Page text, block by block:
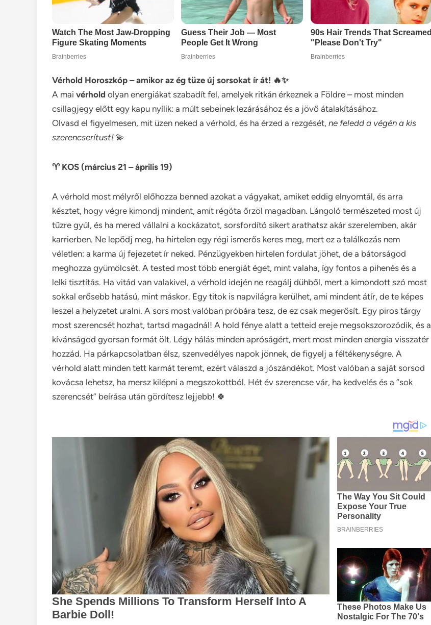
Vérhold Horoszkóp – amikor az ég tüze új sorsokat ír át! 🔥✨
A mai vérhold olyan energiákat szabadít fel, amelyek ritkán érkeznek a Földre – most minden
csillagjegy előtt egy kapu nyílik: a múlt sebeinek lezárásához és a jövő átalakításához.
Olvasd el figyelmesen, mit üzen neked a vérhold, és ha érzed a rezgését, ne feledd a végén a kis
szerencserítust! 💫
♈ KOS (március 21 – április 19)
A vérhold most mélyről előhozza benned azokat a vágyakat, amiket eddig elnyomtál, és arra
késztet, hogy végre kimondj mindent, amit régóta őrzöl magadban. Lángoló természeted most új
tűzre gyúl, és ha mered vállalni a kockázatot, sorsfordító sikert arathatsz akár szerelemben, akár
karrierben. Ne lepődj meg, ha hirtelen egy régi ismerős keres meg, mert ez a találkozás nem
véletlen: a karma új fejezetet ír neked. Pénzügyekben hirtelen fordulat jöhet, de a bátorságod
meghozza gyümölcsét. A tested most több energiát éget, mint valaha, így fontos a pihenés és a
lelki tisztítás. Ha vitád van valakivel, a vérhold idején ne reagálj dühből, mert a kimondott szó most
sokkal erősebb hatású, mint máskor. Egy titok is napvilágra kerülhet, ami mindent átír, de te képes
leszel a helyzetet uralni. A sors most valóban próbára tesz, de ez csak megerősít. Egy piros tárgy
most szerencsét hozhat, tartsd magadnál! A hold fénye alatt a tetteid ereje megsokszorozódik, és a
kívánságod gyorsan formát ölt. Légy hálás minden apróságért, mert most minden energia visszatér
hozzád. Ha párkapcsolatban élsz, szenvedélyes napok jönnek, de figyelj a féltékenységre. A
vérhold alatt minden tett karmát teremt, ezért válaszd a jószándékot. Most valóban a saját sorsod
kovácsa lehetsz, ha mersz kilépni a megszokottból. Hét év szerencse vár, ha kedvelés és a “sok
szerencsét” beírása után gördítesz lejjebb! 🍀